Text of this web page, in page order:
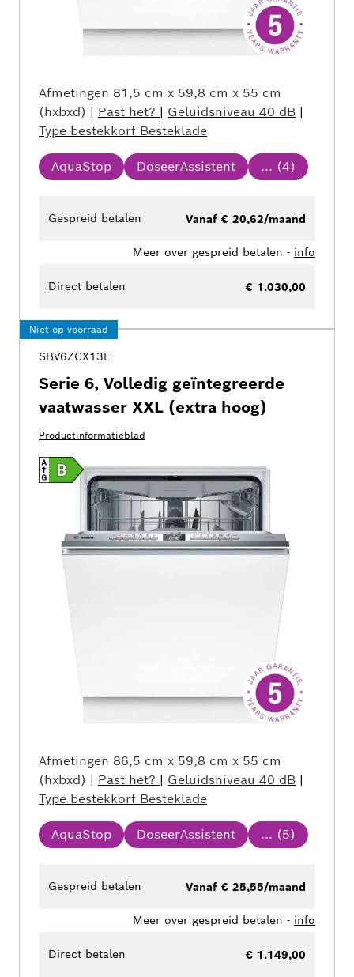
Afmetingen 81,5 cm x 59,8 cm x 55 cm
(hxbxd) | Past het? | Geluidsniveau 40 dB |
Type bestekkorf Besteklade
AquaStop DoseerAssistent ... (4)
Gespreid betalen Vanaf € 20,62/maand
Meer over gespreid betalen - info
Direct betalen € 1.030,00
Niet op voorraad
SBV6ZCX13E
Serie 6, Volledig geïntegreerde
vaatwasser XXL (extra hoog)
Productinformatieblad
Afmetingen 86,5 cm x 59,8 cm x 55 cm
(hxbxd) | Past het? | Geluidsniveau 40 dB |
Type bestekkorf Besteklade
AquaStop DoseerAssistent ... (5)
Gespreid betalen Vanaf € 25,55/maand
Meer over gespreid betalen - info
Direct betalen € 1.149,00